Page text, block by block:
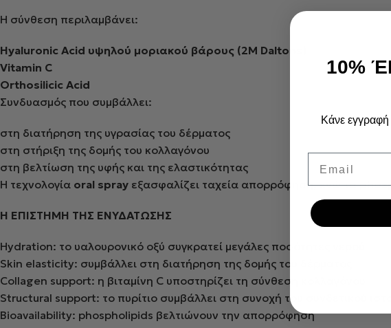
Η σύνθεση περιλαμβάνει:
Hyaluronic Acid υψηλού μοριακού βάρους (2M Daltons)
Vitamin C
Orthosilicic Acid
Συνδυασμός που συμβάλλει:
στη διατήρηση της υγρασίας του δέρματος
στη στήριξη της δομής του κολλαγόνου
στη βελτίωση της υφής και της ελαστικότητας
Η τεχνολογία oral spray εξασφαλίζει ταχεία απορρόφηση, ενώ τα
Η ΕΠΙΣΤΗΜΗ ΤΗΣ ΕΝΥΔΑΤΩΣΗΣ
Hydration: το υαλουρονικό οξύ συγκρατεί μεγάλες ποσότητες νερού
Skin elasticity: συμβάλλει στη διατήρηση της δομής του δέρματος
Collagen support: η βιταμίνη C υποστηρίζει τη σύνθεση κολλαγόνου
Structural support: το πυρίτιο συμβάλλει στη συνοχή του συνδετικού
Bioavailability: phospholipids βελτιώνουν την απορρόφηση
10%
Κάνε